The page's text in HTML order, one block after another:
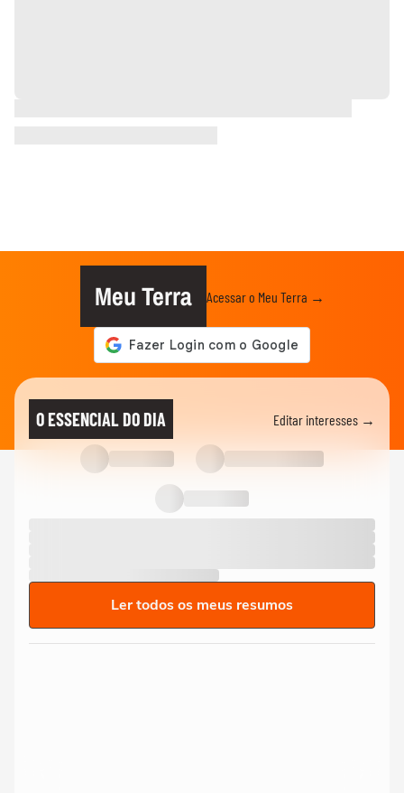
Meu Terra Acessar o Meu Terra →
O ESSENCIAL DO DIA Editar interesses →
Ler todos os meus resumos